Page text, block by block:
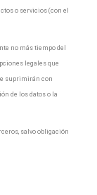
o servicios (con el
no más tiempo del
legales que
suprimirán con
de los datos o la
salvo obligación